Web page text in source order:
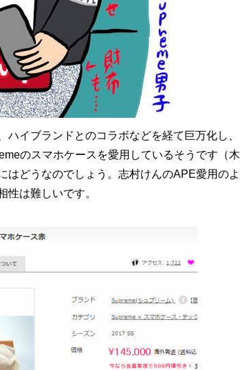
イブランドとのコラボなどを経て巨万化し、
のスマホケースを愛用しているそうです（木
はどうなのでしょう。志村けんのAPE愛用のよ
性は難しいです。